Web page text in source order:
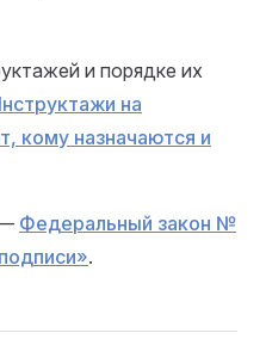
и порядке их
на
кому назначаются и
Федеральный закон №
.